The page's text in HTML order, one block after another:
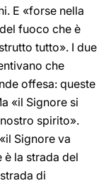
E «forse nella
fuoco che è
tutto». I due
che
offesa: queste
«il Signore si
spirito».
Signore va
la strada del
di